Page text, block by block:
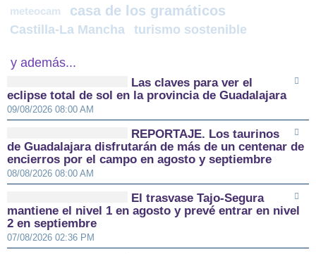
meteocam casa de los gramáticos
Castilla-La Mancha turismo sostenible
y además...
Las claves para ver el
eclipse total de sol en la provincia de Guadalajara
09/08/2026 08:00 AM
REPORTAJE. Los taurinos
de Guadalajara disfrutarán de más de un centenar de
encierros por el campo en agosto y septiembre
08/08/2026 08:00 AM
El trasvase Tajo-Segura
mantiene el nivel 1 en agosto y prevé entrar en nivel
2 en septiembre
07/08/2026 02:36 PM